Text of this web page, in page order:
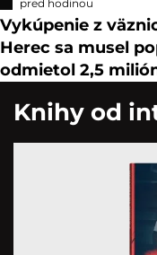
pred hodinou
Vykúpenie z
Herec sa musel
odmietol 2,5
Knihy od